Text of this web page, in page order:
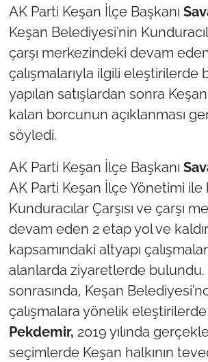
AK Parti Keşan İlçe Başkanı
Keşan Belediyesi’nin
çarşı merkezindeki devam
çalışmalarıyla ilgili eleştirilerde
yapılan satışlardan sonra
kalan borcunun açıklanması
söyledi.
AK Parti Keşan İlçe Başkanı
AK Parti Keşan İlçe Yönetimi ile
Kunduracılar Çarşısı ve çarşı
devam eden 2 etap yol ve
kapsamındaki altyapı
alanlarda ziyaretlerde
sonrasında, Keşan
çalışmalara yönelik
Pekdemir, 2019 yılında
seçimlerde Keşan halkının
TEKİRDAĞ
KIRKLARELİ
ÇANAKKALE
Bölge
Güvenlik
Genel
Politika
Flaş Haber
Dış Haberler